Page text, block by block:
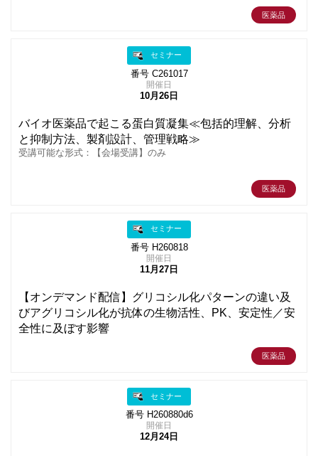
医薬品
セミナー
番号 C261017
開催日
10月26日
バイオ医薬品で起こる蛋白質凝集≪包括的理解、分析
と抑制方法、製剤設計、管理戦略≫
受講可能な形式：【会場受講】のみ
医薬品
セミナー
番号 H260818
開催日
11月27日
【オンデマンド配信】グリコシル化パターンの違い及
びアグリコシル化が抗体の生物活性、PK、安定性／安
全性に及ぼす影響
医薬品
セミナー
番号 H260880d6
開催日
12月24日